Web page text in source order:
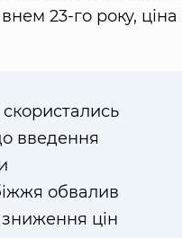
23-го року, ціна
введення
обвалив
цін